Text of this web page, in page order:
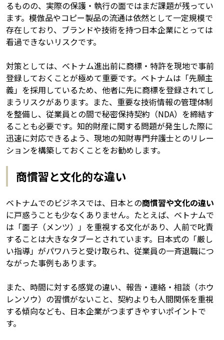
るものの、実際の保護・執行の面ではまだ課題が残ってい
ます。模倣品やコピー製品の流通は依然として一定規模で
存在しており、ブランドや技術を持つ日本企業にとっては
看過できないリスクです。
対策としては、ベトナム進出前に商標・特許を現地で事前
登録しておくことが極めて重要です。ベトナムは「先願主
義」を採用しているため、他者に先に商標を登録されてし
まうリスクがあります。また、重要な技術情報の管理体制
を整備し、従業員との間で秘密保持契約（NDA）を締結す
ることも必要です。知的財産に関する問題が発生した際に
迅速に対応できるよう、現地の知財専門弁護士とのリレー
ションを構築しておくことをお勧めします。
商慣習と文化的な違い
ベトナムでのビジネスでは、日本との商慣習や文化の違い
に戸惑うことも少なくありません。たとえば、ベトナムで
は「面子（メンツ）」を重視する文化があり、人前で叱責
することは大きなタブーとされています。日本式の「厳し
い指導」がパワハラと受け取られ、従業員の一斉退職につ
ながった事例もあります。
また、時間に対する感覚の違い、報告・連絡・相談（ホウ
レンソウ）の習慣がないこと、契約よりも人間関係を重視
する傾向なども、日本企業がつまずきやすいポイントで
す。